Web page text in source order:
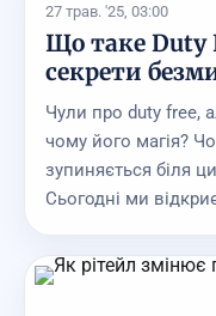
27 трав. '25, 03:00
Що таке Duty
секрети
Чули про duty free,
чому його магія?
зупиняється біля
Сьогодні ми